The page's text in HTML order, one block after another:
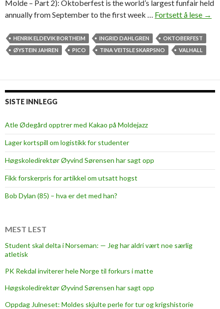
Molde – Part 2): Oktoberfest is the world’s largest funfair held
annually from September to the first week … Fortsett å lese O
t
c
→
HENRIK ELDEVIK BORTHEIM INGRID DAHLGREN
OKTOBERFEST
ØYSTEIN JAHREN
PICO TINA VEITSLE SKARPSNO VALHALL
SISTE INNLEGG
Atle Ødegård opptrer med Kakao på Moldejazz
Lager kortspill om logistikk for studenter
Høgskoledirektør Øyvind Sørensen har sagt opp
Fikk forskerpris for artikkel om utsatt hogst
Bob Dylan (85) – hva er det med han?
MEST LEST
Student skal delta i Norseman: — Jeg har aldri vært noe særlig
atletisk
PK Rekdal inviterer hele Norge til forkurs i matte
Høgskoledirektør Øyvind Sørensen har sagt opp
Oppdag Julneset: Moldes skjulte perle for tur og krigshistorie